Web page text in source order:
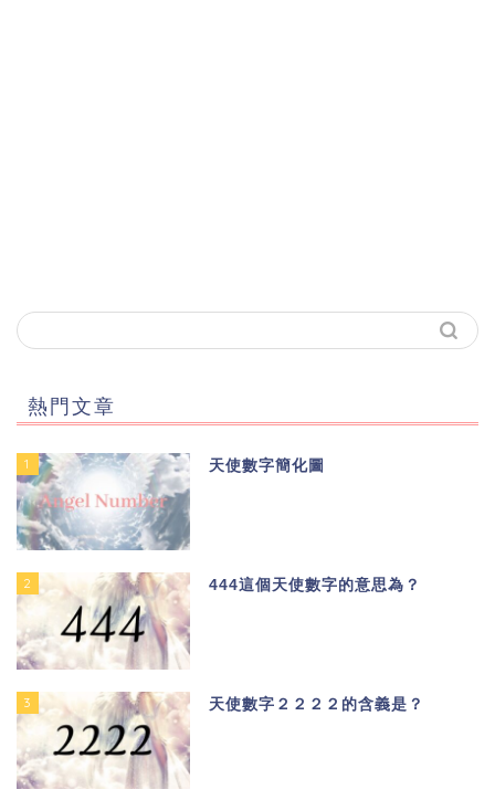
熱門文章
1 天使數字簡化圖
2 444這個天使數字的意思為？
3 天使數字２２２２的含義是？